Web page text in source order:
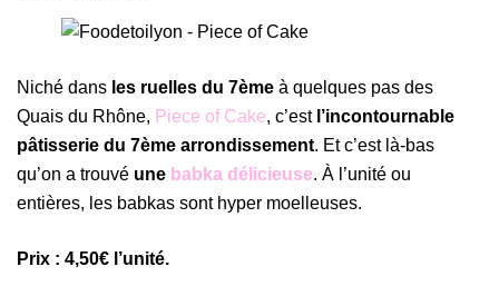
Niché dans les ruelles du 7ème à quelques pas des
Quais du Rhône, Piece of Cake, c’est l’incontournable
pâtisserie du 7ème arrondissement. Et c’est là-bas
qu’on a trouvé une babka délicieuse. À l’unité ou
entières, les babkas sont hyper moelleuses.
Prix : 4,50€ l’unité.